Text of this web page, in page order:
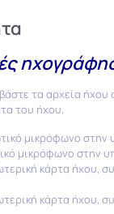
τα αρχεία
του ήχου.
μικρόφωνο στην
μικρόφωνο στην
κάρτα ήχου,
κάρτα ήχου,
has been